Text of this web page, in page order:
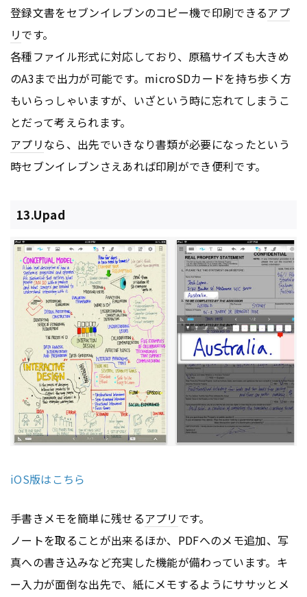
登録文書をセブンイレブンのコピー機で印刷できるアプ
リです。
各種ファイル形式に対応しており、原稿サイズも大きめ
のA3まで出力が可能です。microSDカードを持ち歩く方
もいらっしゃいますが、いざという時に忘れてしまうこ
とだって考えられます。
アプリなら、出先でいきなり書類が必要になったという
時セブンイレブンさえあれば印刷ができ便利です。
13.Upad
iOS版はこちら
手書きメモを簡単に残せるアプリ です。
ノートを取ることが出来るほか、PDFへのメモ追加、写
真への書き込みなど充実した機能が備わっています。キ
ー入力が面倒な出先で、紙にメモするようにササッとメ